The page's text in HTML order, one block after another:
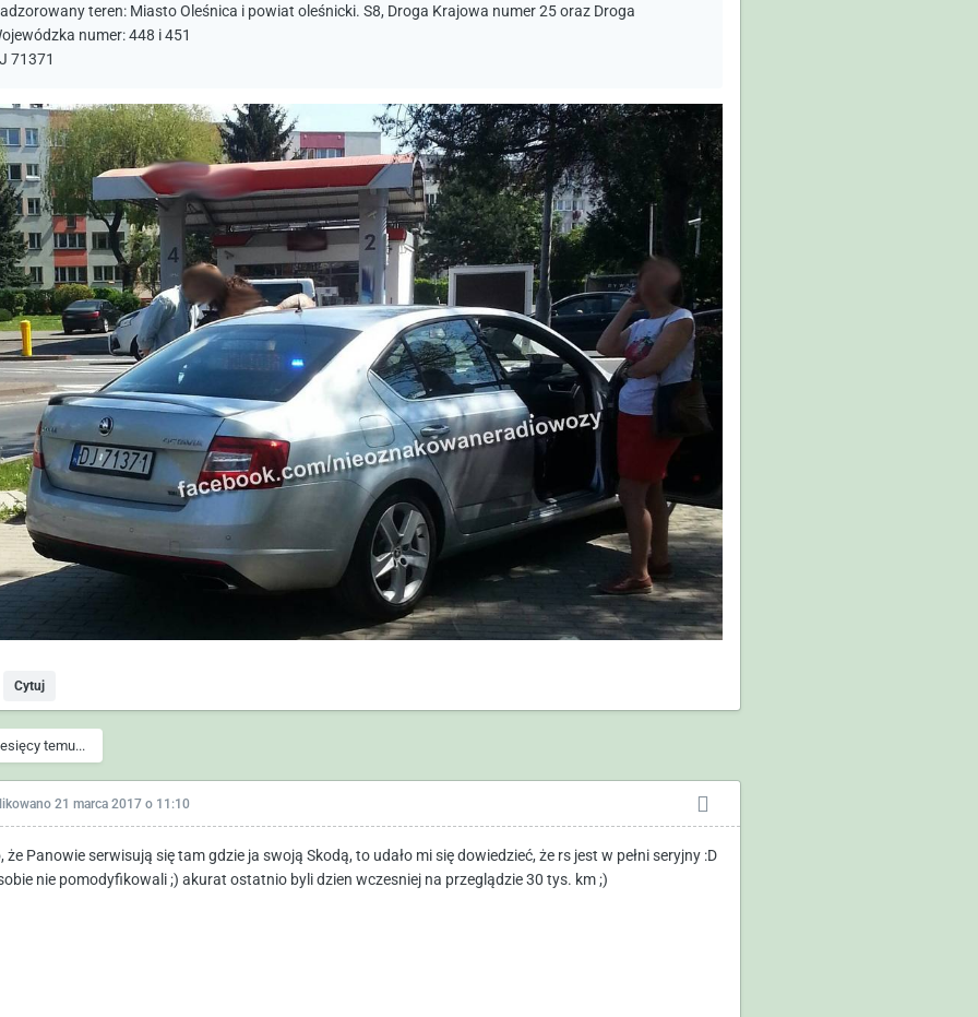
teren: Miasto Oleśnica i powiat oleśnicki. S8, Droga Krajowa numer 25 oraz Droga
numer: 448 i 451
71371
Cytuj
temu...
21 marca 2017 o 11:10
że Panowie serwisują się tam gdzie ja swoją Skodą, to udało mi się dowiedzieć, że rs jest w pełni seryjny :D
nie pomodyfikowali ;) akurat ostatnio byli dzien wczesniej na przeglądzie 30 tys. km ;)